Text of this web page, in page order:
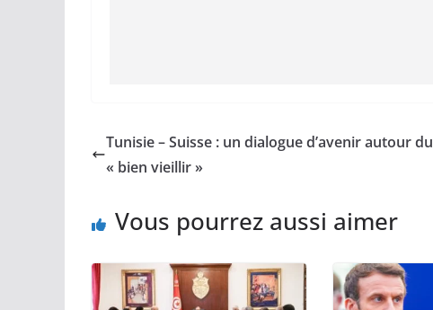
Tunisie – Suisse : un dialogue d’avenir autour du
« bien vieillir »
Vous pourrez aussi aimer